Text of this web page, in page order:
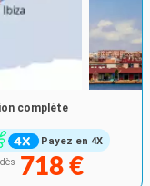
Payez en 4X
complète
dès 718 €